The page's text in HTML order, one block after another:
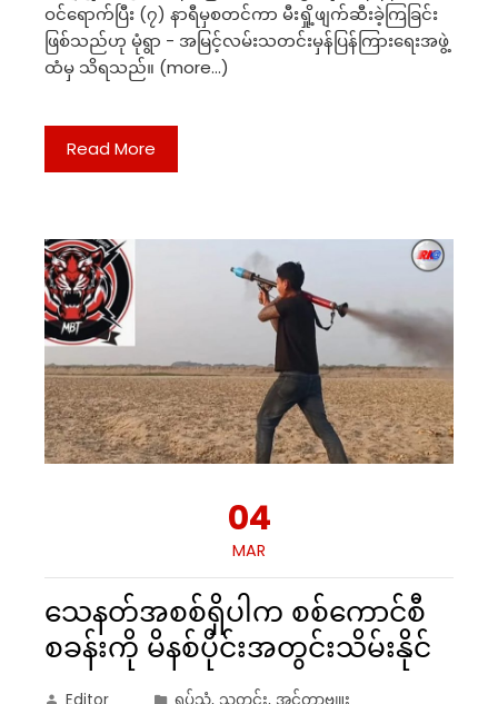
ဝင်ရောက်ပြီး (၇) နာရီမှစတင်ကာ မီးရှို့ဖျက်ဆီးခဲ့ကြခြင်း
ဖြစ်သည်ဟု မုံရွာ - အမြင့်လမ်းသတင်းမှန်ပြန်ကြားရေးအဖွဲ့
ထံမှ သိရသည်။ (more…)
Read More
04
MAR
သေနတ်အစစ်ရှိပါက စစ်ကောင်စီ
စခန်းကို မိနစ်ပိုင်းအတွင်းသိမ်းနိုင်